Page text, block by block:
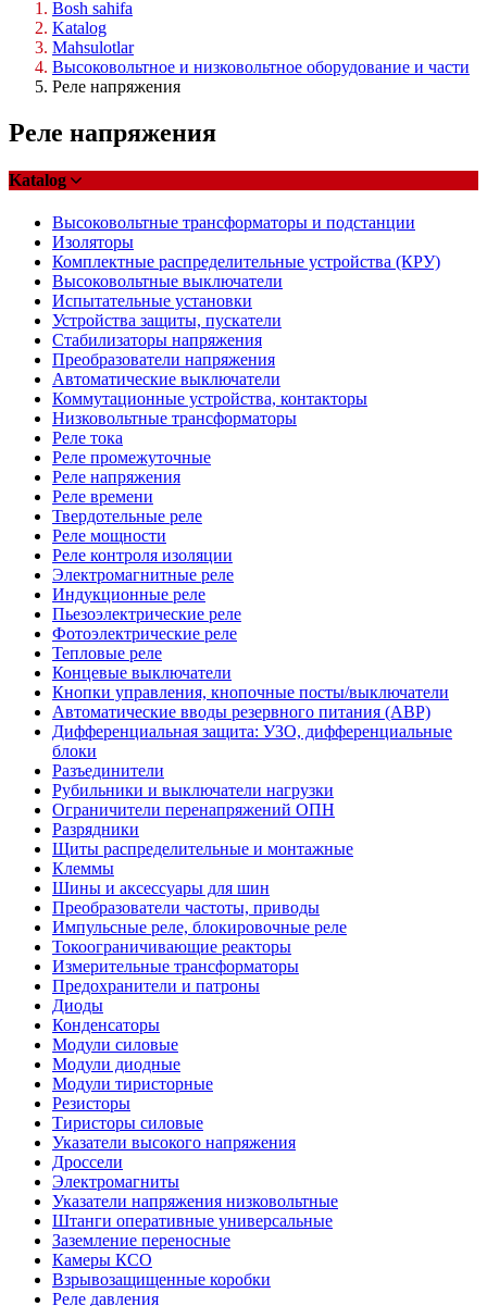
Bosh sahifa
Katalog
Mahsulotlar
Высоковольтное и низковольтное оборудование и части
Реле напряжения
Реле напряжения
Katalog
Высоковольтные трансформаторы и подстанции
Изоляторы
Комплектные распределительные устройства (КРУ)
Высоковольтные выключатели
Испытательные установки
Устройства защиты, пускатели
Стабилизаторы напряжения
Преобразователи напряжения
Автоматические выключатели
Коммутационные устройства, контакторы
Низковольтные трансформаторы
Реле тока
Реле промежуточные
Реле напряжения
Реле времени
Твердотельные реле
Реле мощности
Реле контроля изоляции
Электромагнитные реле
Индукционные реле
Пьезоэлектрические реле
Фотоэлектрические реле
Тепловые реле
Концевые выключатели
Кнопки управления, кнопочные посты/выключатели
Автоматические вводы резервного питания (АВР)
Дифференциальная защита: УЗО, дифференциальные
блоки
Разъединители
Рубильники и выключатели нагрузки
Ограничители перенапряжений ОПН
Разрядники
Щиты распределительные и монтажные
Клеммы
Шины и аксессуары для шин
Преобразователи частоты, приводы
Импульсные реле, блокировочные реле
Токоограничивающие реакторы
Измерительные трансформаторы
Предохранители и патроны
Диоды
Конденсаторы
Модули силовые
Модули диодные
Модули тиристорные
Резисторы
Тиристоры силовые
Указатели высокого напряжения
Дроссели
Электромагниты
Указатели напряжения низковольтные
Штанги оперативные универсальные
Заземление переносные
Камеры КСО
Взрывозащищенные коробки
Реле давления